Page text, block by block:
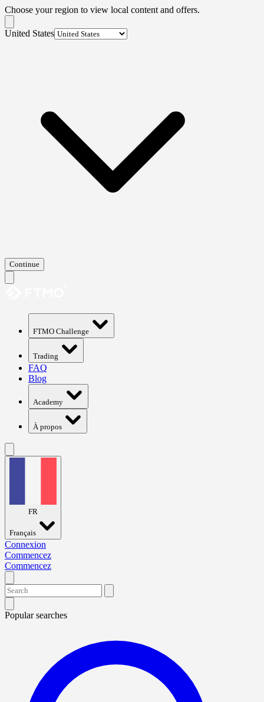
Choose your region to view local content and offers.
United States
Continue
FTMO Challenge
Trading
FAQ
Blog
Academy
À propos
FR
Français
Connexion
Commencez
Commencez
Popular searches